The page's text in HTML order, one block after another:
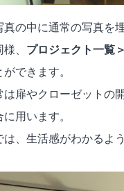
の中に通常の写真を
、 プロジェクト一覧
できます。
扉やクローゼットの
用います。
、生活感がわかるよ